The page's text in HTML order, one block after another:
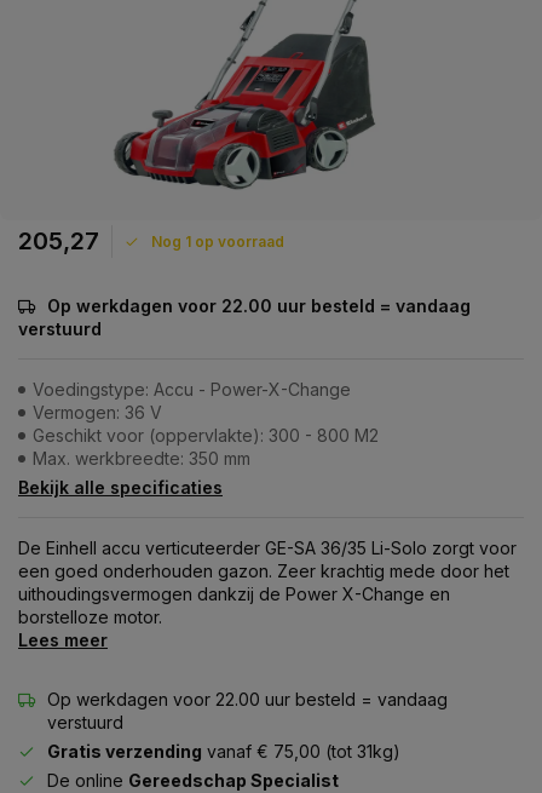
205,27 Nog 1 op voorraad
Op werkdagen voor 22.00 uur besteld = vandaag
verstuurd
Voedingstype: Accu - Power-X-Change
Vermogen: 36 V
Geschikt voor (oppervlakte): 300 - 800 M2
Max. werkbreedte: 350 mm
Bekijk alle specificaties
De Einhell accu verticuteerder GE-SA 36/35 Li-Solo zorgt voor
een goed onderhouden gazon. Zeer krachtig mede door het
uithoudingsvermogen dankzij de Power X-Change en
borstelloze motor.
Lees meer
Op werkdagen voor 22.00 uur besteld = vandaag
verstuurd
Gratis verzending vanaf € 75,00 (tot 31kg)
De online Gereedschap Specialist